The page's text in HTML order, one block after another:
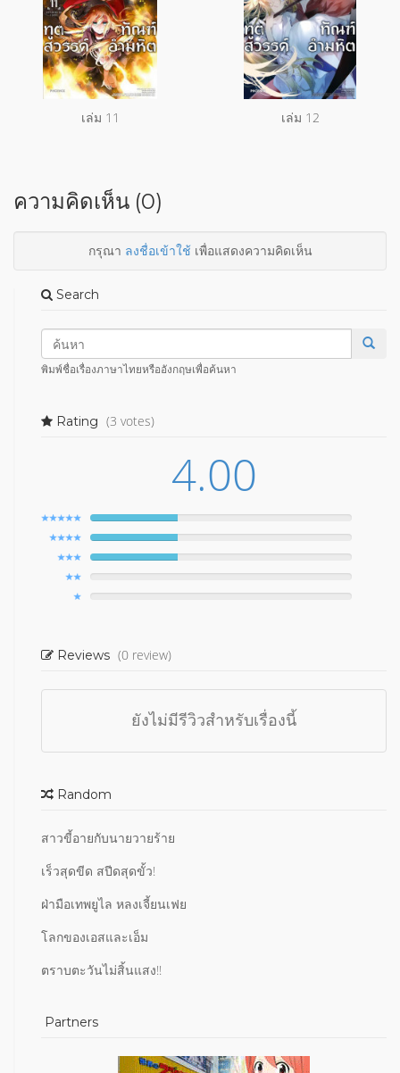
เล่ม 11 เล่ม 12
ความคิดเห็น (0)
กรุณา ลงชื่อเข้าใช้เพื่อแสดงความคิดเห็น
Search
พิมพ์ชื่อเรื่องภาษาไทยหรืออังกฤษเพื่อค้นหา
Rating (3 votes)
4.00
Reviews (0 review)
ยังไม่มีรีวิวสำหรับเรื่องนี้
Random
สาวขี้อายกับนายวายร้าย
เร็วสุดขีด สปีดสุดขั้ว!
ฝ่ามือเทพยูไล หลงเจี้ยนเฟย
โลกของเอสและเอ็ม
ตราบตะวันไม่สิ้นแสง!!
Partners